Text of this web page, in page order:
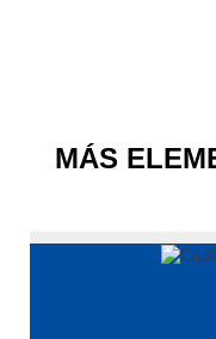
MÁS